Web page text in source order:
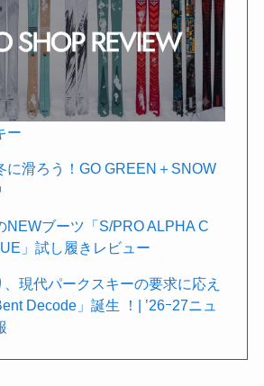
ー
に滑ろう！GO GREEN＋SNOW
NEWブーツ「S/PRO ALPHA C
」試し履きレビュー
現代パークスキーの要求に応え
Decode」誕生 ！| ’26ｰ27ニュ